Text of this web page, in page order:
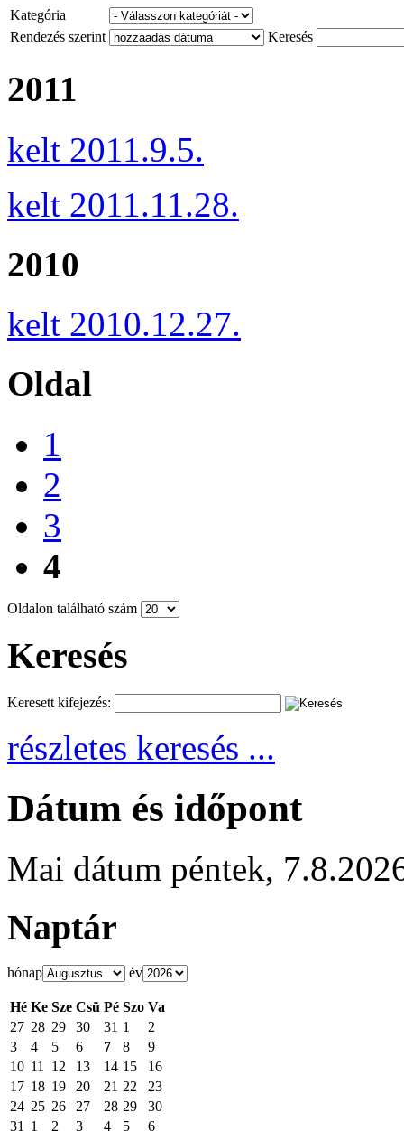
Kategória
Rendezés szerint
Keresés
2011
kelt 2011.9.5.
kelt 2011.11.28.
2010
kelt 2010.12.27.
Oldal
1
2
3
4
Oldalon található szám
Keresés
Keresett kifejezés:
részletes keresés ...
Dátum és időpont
Mai dátum péntek,
Naptár
hónap év
Hé Ke Sze Csü Pé Szo Va
27 28 29 30 31 1
2
3
4 5 6 7 8
9
10 11 12 13 14 15
16
17 18 19 20 21 22
23
24 25 26 27 28 29
30
31 1 2 3 4 5 6